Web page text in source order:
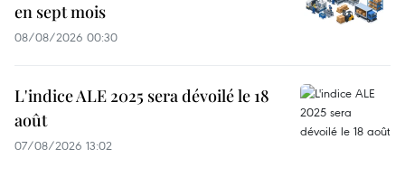
en sept mois
08/08/2026 00:30
L'indice ALE 2025 sera dévoilé le 18
août
07/08/2026 13:02